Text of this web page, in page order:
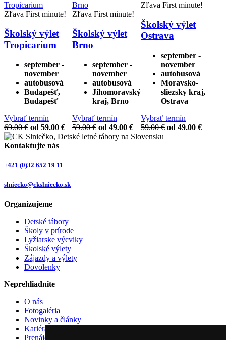
Zľava First minute!
Školský výlet
Tropicarium
september -
november
autobusová
Budapešť,
Budapešť
Vybrať termín
69.00 € od 59.00 €
Zľava First minute!
Školský výlet
Brno
september -
november
autobusová
Jihomoravský
kraj, Brno
Vybrať termín
59.00 € od 49.00 €
Zľava First minute!
Školský výlet
Ostrava
september -
november
autobusová
Moravsko-
sliezsky kraj,
Ostrava
Vybrať termín
59.00 € od 49.00 €
Kontaktujte nás
+421 (0)32 652 19 11
slniecko@ckslniecko.sk
Organizujeme
Detské tábory
Školy v prírode
Lyžiarske výcviky
Školské výlety
Zájazdy a výlety
Dovolenky
Neprehliadnite
O nás
Fotogaléria
Novinky a články
Kariéra u nás
Prenájom atrakcií